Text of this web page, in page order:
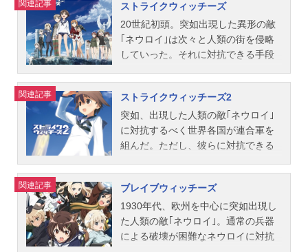
関連記事
ストライクウィッチーズ
20世紀初頭。突如出現した異形の敵
｢ネウロイ｣は次々と人類の街を侵略
していった。それに対抗できる手段
ッチ)のみ。彼女たちは、自らの体に
兵器(ストライカー)をまとい、空を舞
いネウロイに戦いを挑む。ネウロイ
の侵略に窮地に追い込まれた人類に
残された希望、それは世界各国から
れた第501総合戦闘航空団。空を駆け
る戦乙女。救国の英雄。民衆の憧憬
と賞賛を一身に受けて戦う。彼女た
ちはいつしかこう呼ばれるようにな
っていた――｢ストライクウィッチー
関連記事
ストライクウィッチーズ2
突如、出現した人類の敵｢ネウロイ｣
に対抗するべく世界各国が連合軍を
組んだ。ただし、彼らに対抗できる
だけだった・・・。扶桑皇国から欧
州に派遣された主人公の宮藤芳佳
は、各国から集められたエース達と
共に見事ガリア地方のネウロイ撃退
に成功し、かけがえの無い大切な仲
関連記事
ブレイブウィッチーズ
1930年代、欧州を中心に突如出現し
た人類の敵｢ネウロイ｣。通常の兵器
による破壊が困難なネウロイに対抗